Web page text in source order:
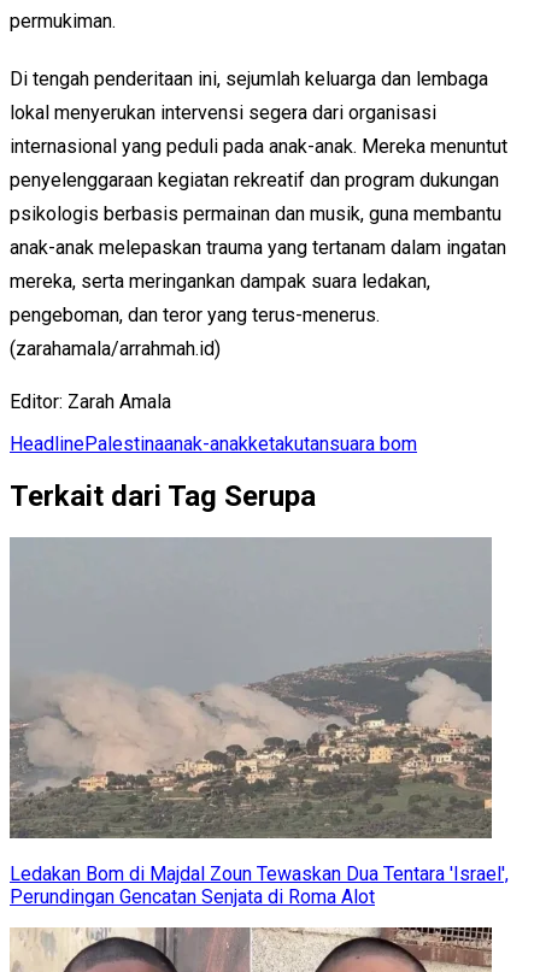
permukiman.
Di tengah penderitaan ini, sejumlah keluarga dan lembaga
lokal menyerukan intervensi segera dari organisasi
internasional yang peduli pada anak-anak. Mereka menuntut
penyelenggaraan kegiatan rekreatif dan program dukungan
psikologis berbasis permainan dan musik, guna membantu
anak-anak melepaskan trauma yang tertanam dalam ingatan
mereka, serta meringankan dampak suara ledakan,
pengeboman, dan teror yang terus-menerus.
(zarahamala/arrahmah.id)
Editor: Zarah Amala
HeadlinePalestinaanak-anakketakutansuara bom
Terkait dari Tag Serupa
Ledakan Bom di Majdal Zoun Tewaskan Dua Tentara 'Israel',
Perundingan Gencatan Senjata di Roma Alot